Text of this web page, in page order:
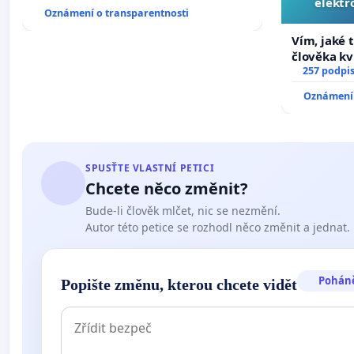
Oznámení o transparentnosti
Vím, jaké
člověka
257
SPUSŤTE VLASTNÍ PETICI
Chcete něco změnit?
Bude-li člověk mlčet, nic se nezmění.
Autor této petice se rozhodl něco změnit a jednat.
Popište změnu, kterou chcete vidět